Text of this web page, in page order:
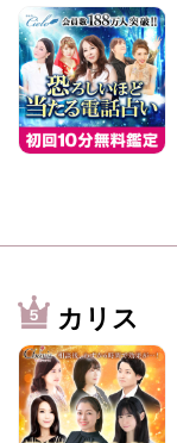
カリス